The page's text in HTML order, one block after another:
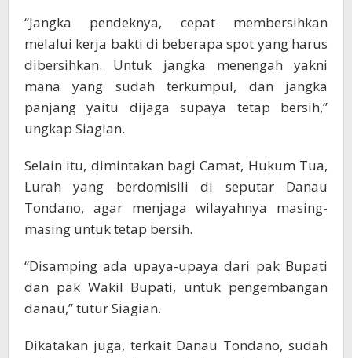
“Jangka pendeknya, cepat membersihkan
melalui kerja bakti di beberapa spot yang harus
dibersihkan. Untuk jangka menengah yakni
mana yang sudah terkumpul, dan jangka
panjang yaitu dijaga supaya tetap bersih,”
ungkap Siagian.
Selain itu, dimintakan bagi Camat, Hukum Tua,
Lurah yang berdomisili di seputar Danau
Tondano, agar menjaga wilayahnya masing-
masing untuk tetap bersih.
“Disamping ada upaya-upaya dari pak Bupati
dan pak Wakil Bupati, untuk pengembangan
danau,” tutur Siagian.
Dikatakan juga, terkait Danau Tondano, sudah